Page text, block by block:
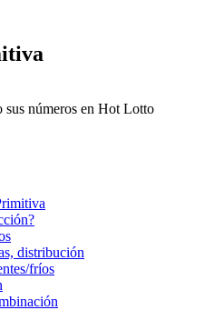
sus números en Hot Lotto
distribución
fríos